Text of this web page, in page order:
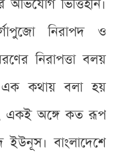
অভিযোগ ভিত্তিহীন।
নিরাপদ ও
নিরাপত্তা বলয়
এক কথায় বলা হয়
একই অঙ্গে কত রূপ
ইউনূস। বাংলাদেশে